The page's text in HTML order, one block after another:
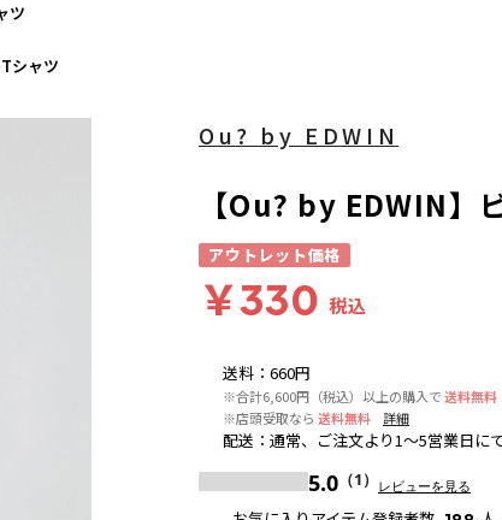
ツ
シャツ
送料 ： 660円
※合計6,600円（税込）以上の購入で送料無料
※店頭受取なら 送料無料 詳細
配送 ： 通常、ご注文より1～5営業日に
5.0 （1） レビューを見る
Ou? by EDWIN
【Ou? by EDWIN】
アウトレット価格
￥330 税込